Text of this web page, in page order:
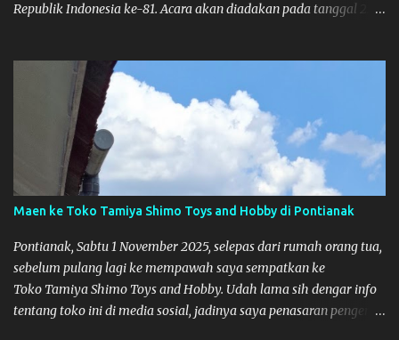
Republik Indonesia ke-81. Acara akan diadakan pada tanggal 22
Maen ke Toko Tamiya Shimo Toys and Hobby di Pontianak
Pontianak, Sabtu 1 November 2025, selepas dari rumah orang tua,
sebelum pulang lagi ke mempawah saya sempatkan ke
Toko Tamiya Shimo Toys and Hobby. Udah lama sih dengar info
tentang toko ini di media sosial, jadinya saya penasaran pengen